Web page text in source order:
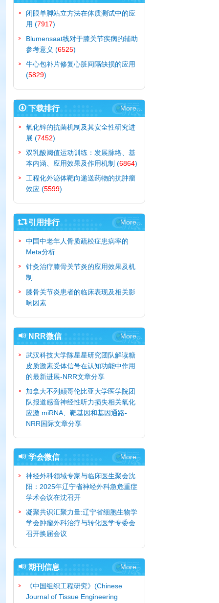
闭眼单脚站立方法在体质测试中的应
用 (7917)
Blumensaat线对于膝关节疾病的辅助
参考意义 (6525)
牛心包补片修复心脏间隔缺损的应用
(5829)
下载排行 More...
氧化锌的抗菌机制及其安全性研究进
展 (7452)
双乳酸阈值运动训练：发展脉络、基
本内涵、应用效果及作用机制 (6864)
工程化外泌体靶向递送药物的抗肿瘤
效应 (5599)
引用排行 More...
中国中老年人骨质疏松症患病率的
Meta分析
针灸治疗膝骨关节炎的应用效果及机
制
膝骨关节炎患者的临床表现及相关影
响因素
NRR微信 More...
武汉科技大学陈星星研究团队解读糖
皮质激素受体信号在认知功能中作用
的最新进展-NRR文章分享
加拿大不列颠哥伦比亚大学医学院团
队报道感音神经性听力损失相关氧化
应激 miRNA、靶基因和基因通路-
NRR国际文章分享
学会微信 More...
神经外科领域专家与临床医生聚会沈
阳：2025年辽宁省神经外科急危重症
学术会议在沈召开
凝聚共识汇聚力量:辽宁省细胞生物学
学会肿瘤外科治疗与转化医学专委会
召开换届会议
期刊信息 More...
《中国组织工程研究》(Chinese
Journal of Tissue Engineering